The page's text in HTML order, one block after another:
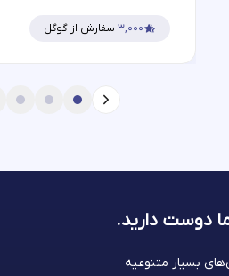
۳,۰۰۰ سفارش از گوگل
دوست دارید.
بسیار متنوعیه